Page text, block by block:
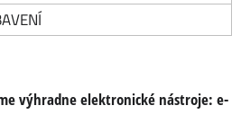
výhradne elektronické nástroje: e-